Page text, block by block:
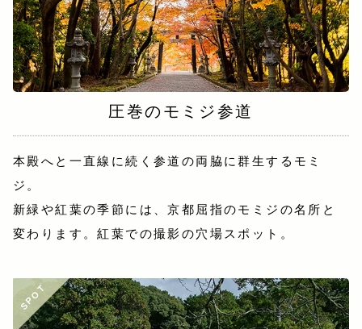
圧巻のモミジ参道
本殿へと一直線に続く参道の両脇に群生するモミ
ジ。
新緑や紅葉の季節には、京都屈指のモミジの名所と
変わります。紅葉での撮影の穴場スポット。
SPOT